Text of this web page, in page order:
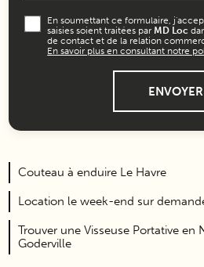
En soumettant ce formulaire,
saisies soient traitées parMD Loc
de contact et de la relation
En savoir plus en consultant notre
Couteau à enduire Le Havre
Location le week-end sur
Trouver une Visseuse Portative en
Goderville